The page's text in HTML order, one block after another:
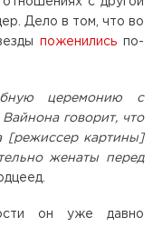
Дело в том, что во
поженились по-
церемонию с
говорит, что
картины]
женаты перед
он уже давно